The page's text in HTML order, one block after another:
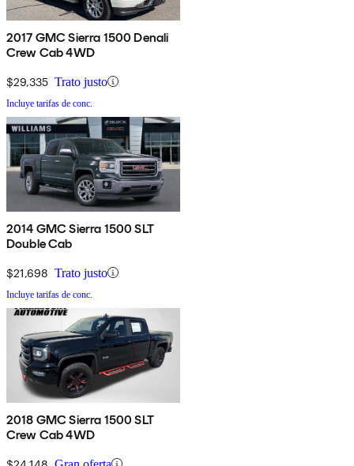
2017 GMC Sierra 1500 Denali
Crew Cab 4WD
$29,335 Trato justo
Incluye tarifas de conc.
2014 GMC Sierra 1500 SLT
Double Cab
$21,698 Trato justo
Incluye tarifas de conc.
2018 GMC Sierra 1500 SLT
Crew Cab 4WD